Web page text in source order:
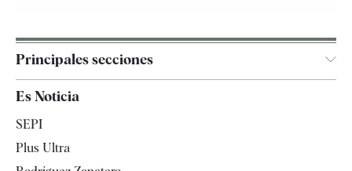
Principales secciones
España
Es Noticia
SEPI
Plus Ultra